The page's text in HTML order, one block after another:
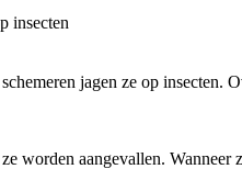
insecten
jagen ze op
worden aangevallen.